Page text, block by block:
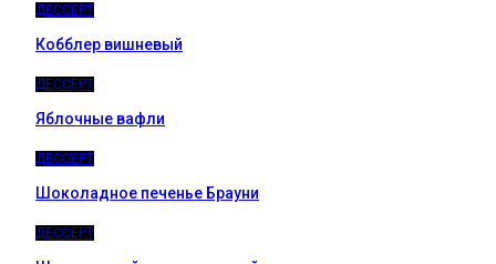
ДЕССЕРТ
Кобблер вишневый
ДЕССЕРТ
Яблочные вафли
ДЕССЕРТ
Шоколадное печенье Брауни
ДЕССЕРТ